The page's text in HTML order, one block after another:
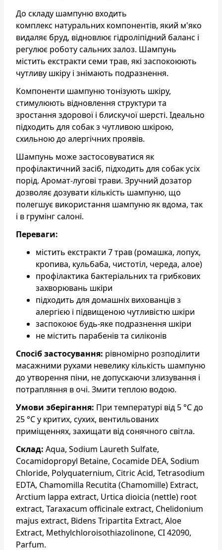
До складу шампуню входить
комплекс натуральних компонентів, який м'яко
видаляє бруд, відновлює гідроліпідний баланс і
регулює роботу сальних залоз. Шампунь
містить екстракти семи трав, які заспокоюють
чутливу шкіру і знімають подразнення.
Компоненти шампуню тонізують шкіру,
стимулюють відновлення структури та
зростання здорової і блискучої шерсті. Ідеально
підходить для собак з чутливою шкірою,
схильною до алергічних проявів.
Шампунь може застосовуватися як
профілактичний засіб, підходить для собак усіх
порід. Аромат-лугові трави. Зручний дозатор
дозволяє дозувати кількість шампуню, що
полегшує використання шампуню як вдома, так
і в грумінг салоні.
Переваги:
містить екстракти 7 трав (ромашка, лопух,
кропива, кульбаба, чистотіл, череда, алое)
профілактика бактеріальних та грибкових
захворювань шкіри
підходить для домашніх вихованців з
алергією і підвищеною чутливістю шкіри
заспокоює будь-яке подразнення шкіри
не містить парабенів та силіконів
Спосіб застосування: рівномірно розподілити
масажними рухами невелику кількість шампуню
до утворення піни, не допускаючи злизування і
потрапляння в очі. Змити теплою водою.
Умови зберігання: При температурі від 5 °С до
25 °С у критих, сухих, вентильованих
приміщеннях, захищати від сонячного світла.
Склад: Aqua, Sodium Laureth Sulfate,
Cocamidopropyl Betaine, Cocamide DEA, Sodium
Chloride, Polyquaternium, Citric Acid, Tetrasodium
EDTA, Chamomilla Recutita (Chamomille) Extract,
Arctium lappa extract, Urtica dioicia (nettle) root
extract, Taraxacum officinale extract, Chelidonium
majus extract, Bidens Tripartita Extract, Aloe
Extract, Methylchloroisothiazolinone, CI 42090,
Parfum.